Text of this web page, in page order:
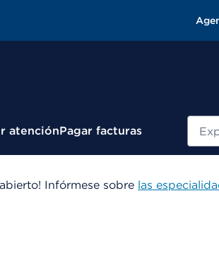
atenciónPagar facturas
Infórmese sobre las